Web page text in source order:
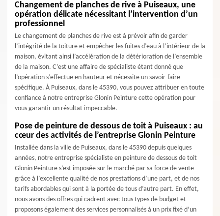
Changement de planches de rive à Puiseaux, une
opération délicate nécessitant l’intervention d’un
professionnel
Le changement de planches de rive est à prévoir afin de garder
l’intégrité de la toiture et empêcher les fuites d’eau à l’intérieur de la
maison, évitant ainsi l’accélération de la détérioration de l’ensemble
de la maison. C’est une affaire de spécialiste étant donné que
l’opération s’effectue en hauteur et nécessite un savoir-faire
spécifique. À Puiseaux, dans le 45390, vous pouvez attribuer en toute
confiance à notre entreprise Glonin Peinture cette opération pour
vous garantir un résultat impeccable.
Pose de peinture de dessous de toit à Puiseaux : au
cœur des activités de l’entreprise Glonin Peinture
Installée dans la ville de Puiseaux, dans le 45390 depuis quelques
années, notre entreprise spécialiste en peinture de dessous de toit
Glonin Peinture s’est imposée sur le marché par sa force de vente
grâce à l’excellente qualité de nos prestations d’une part, et de nos
tarifs abordables qui sont à la portée de tous d’autre part. En effet,
nous avons des offres qui cadrent avec tous types de budget et
proposons également des services personnalisés à un prix fixé d’un